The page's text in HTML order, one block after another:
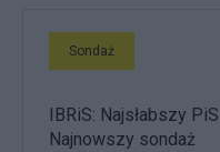
Sondaż
IBRiS: Najsłabszy
Najnowszy sondaż